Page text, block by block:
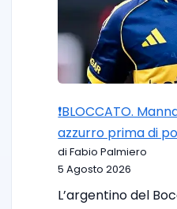
❗️BLOCCATO.
azzurro prima di
di Fabio Palmiero
5 Agosto 2026
L’argentino del